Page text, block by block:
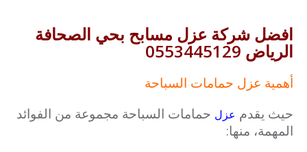
افضل شركة عزل مسابح بحي الصحافة
الرياض 0553445129
أهمية عزل حمامات السباحة
حيث يقدم عزل حمامات السباحة مجموعة من الفوائد
المهمة، منها: